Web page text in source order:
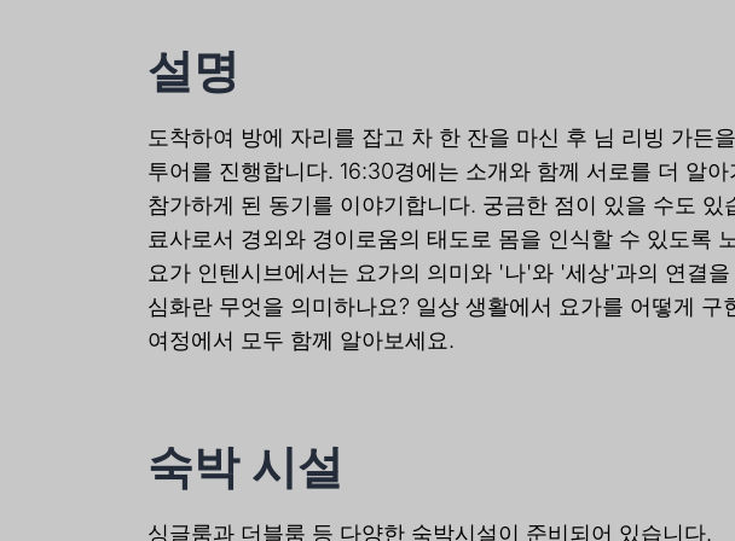
설명
도착하여 방에 자리를 잡고 차 한 잔을 마신 후 님 리빙 가든
투어를 진행합니다. 16:30경에는 소개와 함께 서로를 더 알
참가하게 된 동기를 이야기합니다. 궁금한 점이 있을 수도 있
료사로서 경외와 경이로움의 태도로 몸을 인식할 수 있도록
요가 인텐시브에서는 요가의 의미와 '나'와 '세상'과의 연결
심화란 무엇을 의미하나요? 일상 생활에서 요가를 어떻게 구
여정에서 모두 함께 알아보세요.
숙박 시설
싱글룸과 더블룸 등 다양한 숙박시설이 준비되어 있습니다.